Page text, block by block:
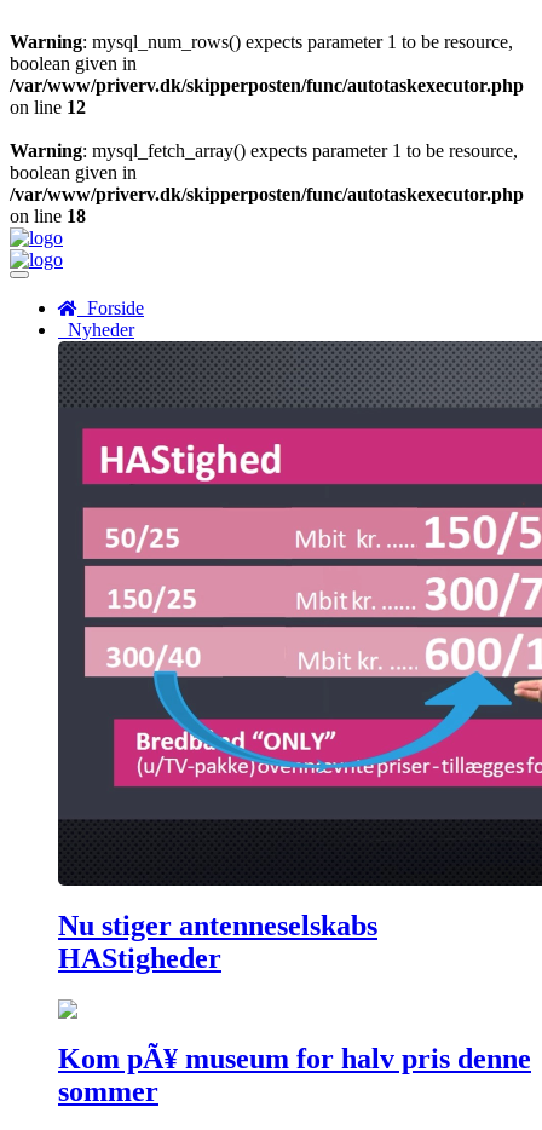
Warning: mysql_num_rows() expects parameter 1 to be resource,
boolean given in
/var/www/priverv.dk/skipperposten/func/autotaskexecutor.php
on line 12
Warning: mysql_fetch_array() expects parameter 1 to be resource,
boolean given in
/var/www/priverv.dk/skipperposten/func/autotaskexecutor.php
on line 18
Menu
Forside
Nyheder
Nu stiger antenneselskabs
HAStigheder
Kom pÃ¥ museum for halv pris denne
sommer